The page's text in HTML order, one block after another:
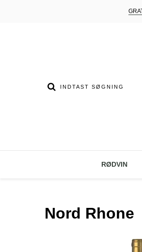
RØDVIN
Nord Rhone